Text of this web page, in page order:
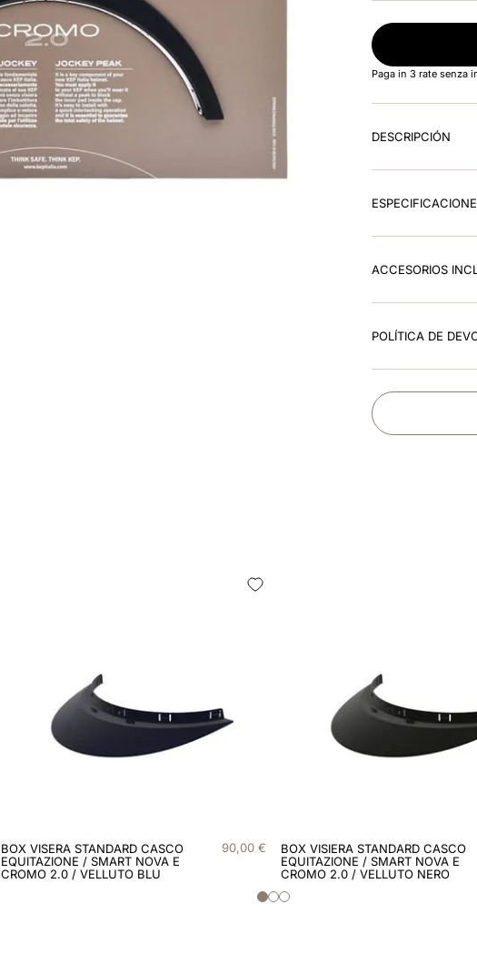
Paga in 3 rate senza
DESCRIPCIÓN
ACCESORIOS
POLÍTICA DE
BOX VISERA STANDARD CASCO
EQUITAZIONE / SMART NOVA E
CROMO 2.0 / VELLUTO BLU
90,00 €
BOX VISIERA STANDARD CASCO
EQUITAZIONE / SMART NOVA E
CROMO 2.0 / VELLUTO NERO